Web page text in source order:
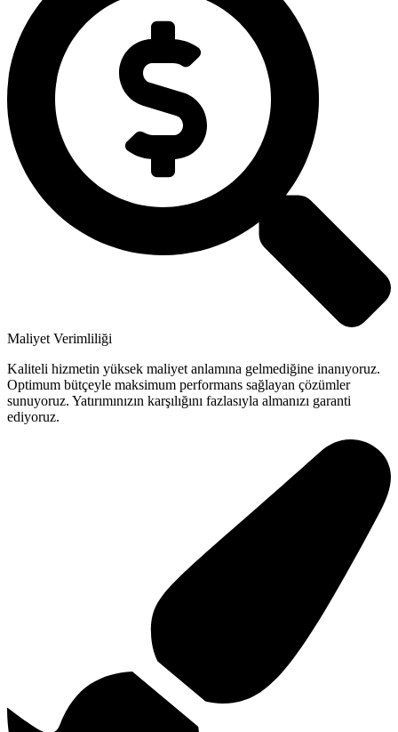
Maliyet Verimliliği
Kaliteli hizmetin yüksek maliyet anlamına gelmediğine inanıyoruz.
Optimum bütçeyle maksimum performans sağlayan çözümler
sunuyoruz. Yatırımınızın karşılığını fazlasıyla almanızı garanti
ediyoruz.